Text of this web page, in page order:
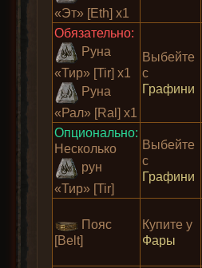
«Эт» [Eth] x1
Обязательно:
Руна
«Тир» [Tir] x1
Руна
«Рал» [Ral] x1
Выбейте
с
Графини
Опционально:
Несколько
рун
«Тир» [Tir]
Выбейте
с
Графини
Пояс
[Belt]
Купите у
Фары